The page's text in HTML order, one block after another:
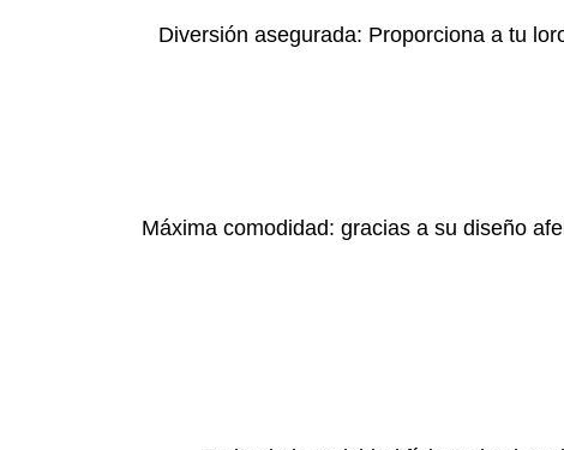
Diversión asegurada: Proporciona a tu
Máxima comodidad: gracias a su diseño